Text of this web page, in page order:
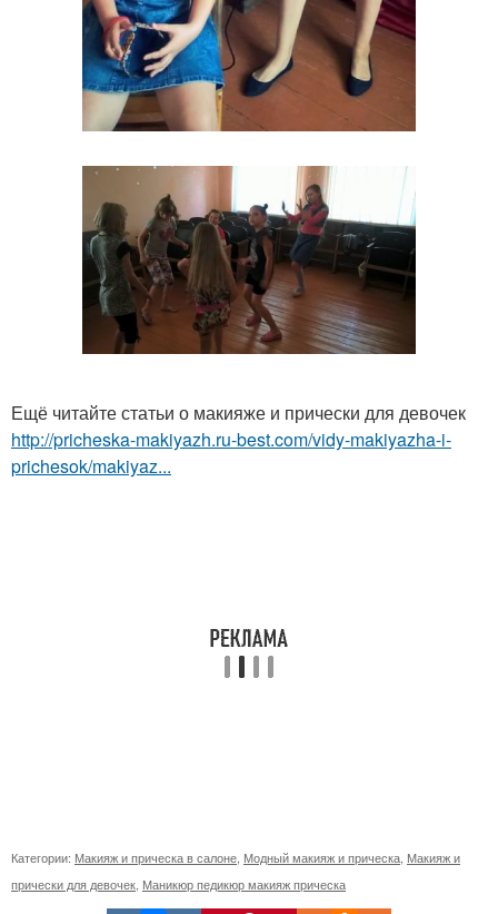
Ещё читайте статьи о макияже и прически для девочек
http://pricheska-makiyazh.ru-best.com/vidy-makiyazha-i-
prichesok/makiyaz...
Категории: Макияж и прическа в салоне Модный макияж и прическа Макияж и
прически для девочек Маникюр педикюр макияж прическа